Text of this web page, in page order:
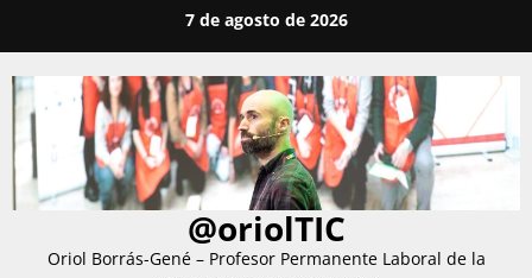
contenido
7 de agosto de 2026
@oriolTIC
Oriol Borrás-Gené – Profesor Permanente Laboral de la